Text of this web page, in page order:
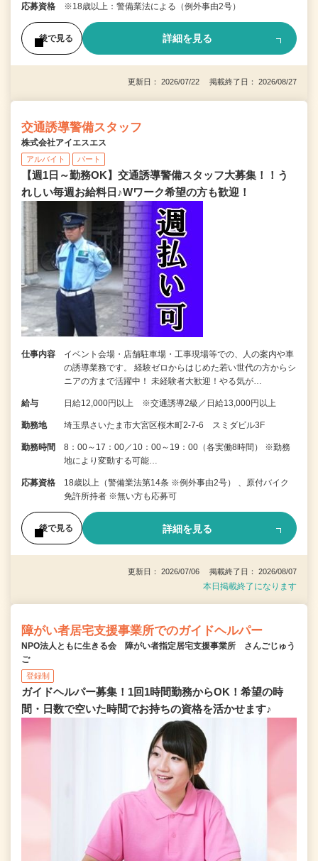
応募資格 ※18歳以上：警備業法による（例外事由2号）
後で見る 詳細を見る
更新日： 2026/07/22 掲載終了日： 2026/08/27
交通誘導警備スタッフ
株式会社アイエスエス
アルバイト パート
【週1日～勤務OK】交通誘導警備スタッフ大募集！！う
れしい毎週お給料日♪Wワーク希望の方も歓迎！
仕事内容
イベント会場・店舗駐車場・工事現場等での、人の案内や車
の誘導業務です。 経験ゼロからはじめた若い世代の方からシ
ニアの方まで活躍中！ 未経験者大歓迎！やる気が…
給与 日給12,000円以上 ※交通誘導2級／日給13,000円以上
勤務地 埼玉県さいたま市大宮区桜木町2-7-6 スミダビル3F
勤務時間
8：00～17：00／10：00～19：00（各実働8時間） ※勤務
地により変動する可能…
応募資格
18歳以上（警備業法第14条 ※例外事由2号） 、原付バイク
免許所持者 ※無い方も応募可
後で見る 詳細を見る
更新日： 2026/07/06 掲載終了日： 2026/08/07
本日掲載終了になります
障がい者居宅支援事業所でのガイドヘルパー
NPO法人ともに生きる会 障がい者指定居宅支援事業所 さんごじゅう
ご
登録制
ガイドヘルパー募集！1回1時間勤務からOK！希望の時
間・日数で空いた時間でお持ちの資格を活かせます♪